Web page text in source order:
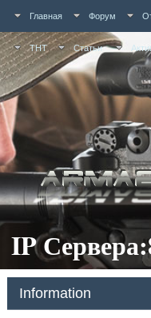
Главная Форум
ТНТ Статьи
IP
Information